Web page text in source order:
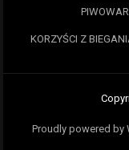
KORZYŚCI Z
Proudly powered by